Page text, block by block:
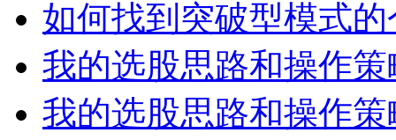
如何找到突破型模式的
我的选股思路和操作策
我的选股思路和操作策